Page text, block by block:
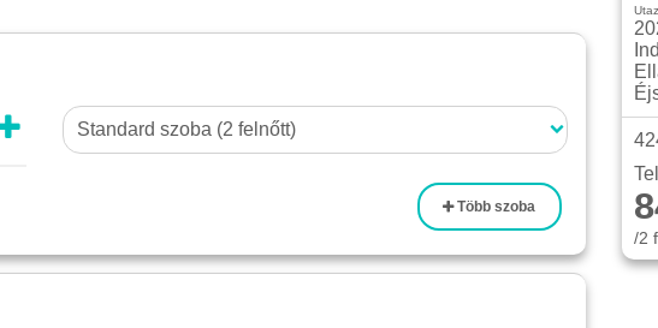
Több szoba
/2